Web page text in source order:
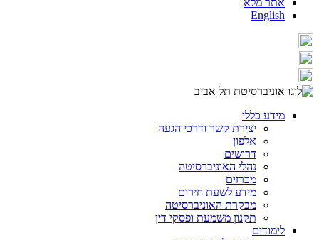
English
מידע כללי
יצירת קשר ודרכי הגעה
אלפון
דרושים
נהלי האוניברסיטה
מכרזים
מידע לשעת חירום
מבקרת האוניברסיטה
תקנון משמעת ופסקי דין
לימודים